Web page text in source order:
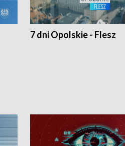
7 dni Opolskie - Flesz